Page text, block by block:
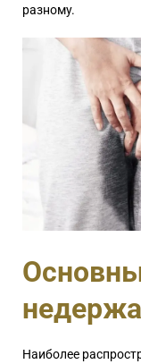
разному.
Наиболее